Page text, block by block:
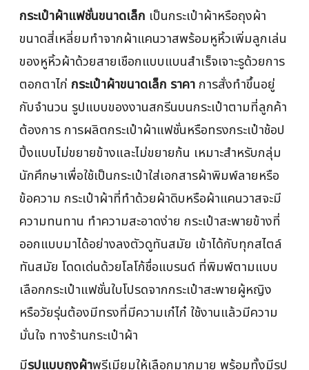
กระเป๋าผ้าแฟชั่นขนาดเล็ก เป็นกระเป๋าผ้าหรือถุงผ้า
ขนาดสี่เหลี่ยมทำจากผ้าแคนวาสพร้อมหูหิ้วเพิ่มลูกเล่น
ของหูหิ้วผ้าด้วยสายเชือกแบบแบนสำเร็จเจาะรูด้วยการ
ตอกตาไก่ กระเป๋าผ้าขนาดเล็ก ราคา การสั่งทำขึ้นอยู่
กับจำนวน รูปแบบของงานสกรีนบนกระเป๋าตามที่ลูกค้า
ต้องการ การผลิตกระเป๋าผ้าแฟชั่นหรือทรงกระเป๋าช้อป
ปิ้งแบบไม่ขยายข้างและไม่ขยายก้น เหมาะสำหรับกลุ่ม
นักศึกษาเพื่อใช้เป็นกระเป๋าใส่เอกสารผ้าพิมพ์ลายหรือ
ข้อความ กระเป๋าผ้าที่ทำด้วยผ้าดิบหรือผ้าแคนวาสจะมี
ความทนทาน ทำความสะอาดง่าย กระเป๋าสะพายข้างที่
ออกแบบมาได้อย่างลงตัวดูทันสมัย เข้าได้กับทุกสไตล์
ทันสมัย โดดเด่นด้วยโลโก้ชื่อแบรนด์ ที่พิมพ์ตามแบบ
เลือกกระเป๋าแฟชั่นใบโปรดจากกระเป๋าสะพายผู้หญิง
หรือวัยรุ่นต้องมีทรงที่มีความเก๋ไก๋ ใช้งานแล้วมีความ
มั่นใจ ทางร้านกระเป๋าผ้า
มีรูปแบบถุงผ้าพรีเมียมให้เลือกมากมาย พร้อมทั้งมีรูป